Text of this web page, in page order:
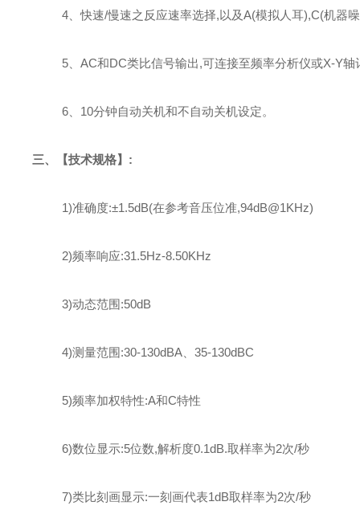
4、快速/慢速之反应速率选择,以及A(模拟人耳),C(机器
5、AC和DC类比信号输出,可连接至频率分析仪或X-Y
6、10分钟自动关机和不自动关机设定。
三、 【技术规格】 :
1)准确度:±1.5dB(在参考音压位准,94dB@1KHz)
2)频率响应:31.5Hz-8.50KHz
3)动态范围:50dB
4)测量范围:30-130dBA、35-130dBC
5)频率加权特性:A和C特性
6)数位显示:5位数,解析度0.1dB.取样率为2次/秒
7)类比刻画显示:一刻画代表1dB取样率为2次/秒